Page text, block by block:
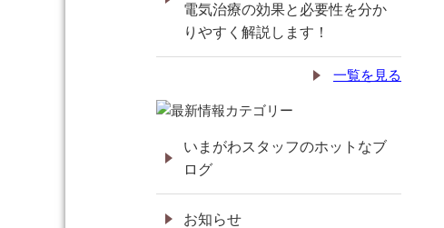
電気治療の効果と必要性を分か
りやすく解説します！
一覧を見る
いまがわスタッフのホットなブ
ログ
お知らせ